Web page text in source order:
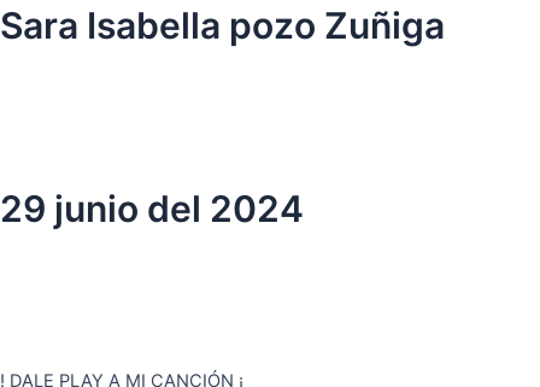
Ir
al
Sara Isabella pozo Zuñiga
29 junio del 2024
! DALE PLAY A MI CANCIÓN ¡